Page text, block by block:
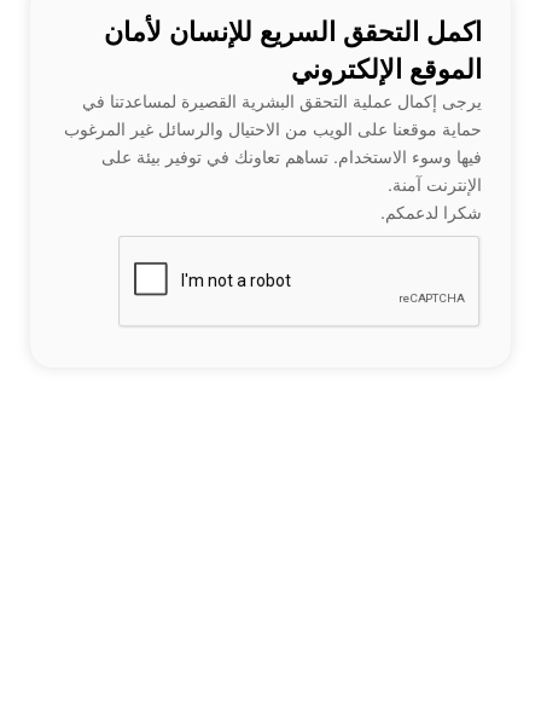
اكمل التحقق السريع للإنسان لأمان
الموقع الإلكتروني
يرجى إكمال عملية التحقق البشرية القصيرة لمساعدتنا في
حماية موقعنا على الويب من الاحتيال والرسائل غير المرغوب
فيها وسوء الاستخدام. تساهم تعاونك في توفير بيئة على
الإنترنت آمنة.
شكرا لدعمكم.